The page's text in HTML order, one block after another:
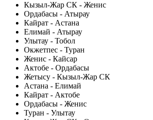
Кызыл-Жар СК - Женис
Ордабасы - Атырау
Кайрат - Астана
Елимай - Атырау
Улытау - Тобол
Окжетпес - Туран
Женис - Кайсар
Актобе - Ордабасы
Жетысу - Кызыл-Жар СК
Астана - Елимай
Кайрат - Актобе
Ордабасы - Женис
Туран - Улытау